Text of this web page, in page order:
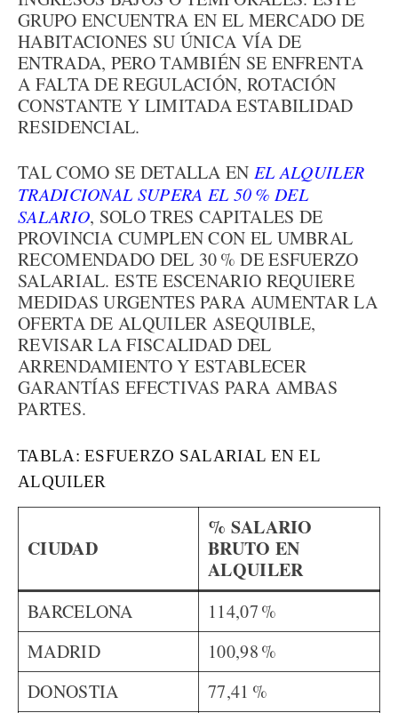
GRUPO ENCUENTRA EN EL MERCADO DE
HABITACIONES SU ÚNICA VÍA DE
ENTRADA, PERO TAMBIÉN SE ENFRENTA
A FALTA DE REGULACIÓN, ROTACIÓN
CONSTANTE Y LIMITADA ESTABILIDAD
RESIDENCIAL.
TAL COMO SE DETALLA EN EL ALQUILER
TRADICIONAL SUPERA EL 50 % DEL
SALARIO, SOLO TRES CAPITALES DE
PROVINCIA CUMPLEN CON EL UMBRAL
RECOMENDADO DEL 30 % DE ESFUERZO
SALARIAL. ESTE ESCENARIO REQUIERE
MEDIDAS URGENTES PARA AUMENTAR LA
OFERTA DE ALQUILER ASEQUIBLE,
REVISAR LA FISCALIDAD DEL
ARRENDAMIENTO Y ESTABLECER
GARANTÍAS EFECTIVAS PARA AMBAS
PARTES.
TABLA: ESFUERZO SALARIAL EN EL
ALQUILER
CIUDAD
% SALARIO
BRUTO EN
ALQUILER
BARCELONA
114,07 %
MADRID
100,98 %
DONOSTIA
77,41 %